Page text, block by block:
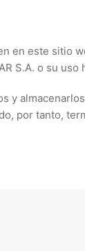
en este sitio
S.A. o su
y
por tanto,